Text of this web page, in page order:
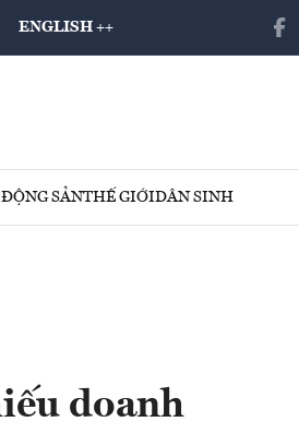
ENGLISH ++
SẢNTHẾ GIỚIDÂN SINH
doanh